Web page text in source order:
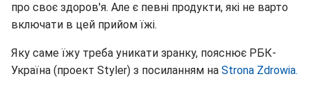
про своє здоров'я. Але є певні продукти, які не варто
включати в цей прийом їжі.
Яку саме їжу треба уникати зранку, пояснює РБК-
Україна (проект Styler) з посиланням на Strona Zdrowia.